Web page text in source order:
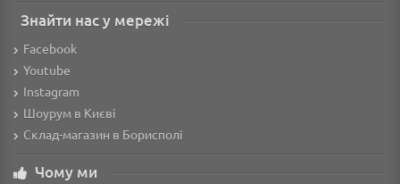
Знайти нас у мережі
Facebook
Youtube
Instagram
Шоурум в Києві
Склад-магазин в Борисполі
Чому ми